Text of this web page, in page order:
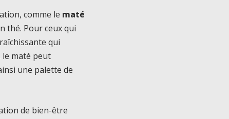
comme le maté
thé. Pour ceux qui
qui
le maté peut
une palette de
de bien-être